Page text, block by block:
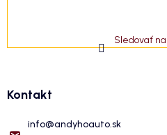
Sledovať
Kontakt
info@andyhoauto.sk